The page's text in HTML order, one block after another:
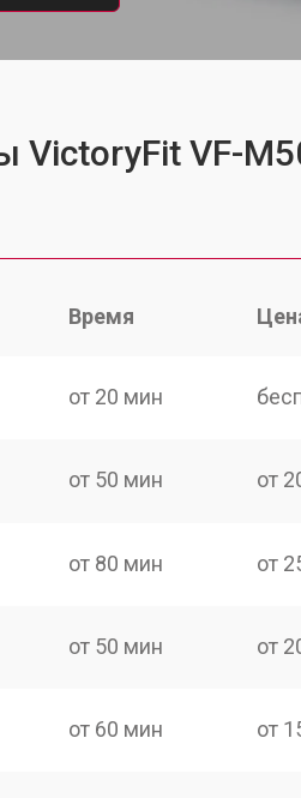
VictoryFit VF-
Время
от 20 мин
от 50 мин от
от 80 мин от
от 50 мин от
от 60 мин от